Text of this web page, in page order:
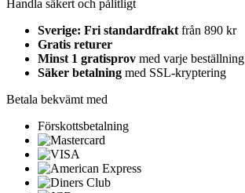
Handla säkert och pålitligt
Sverige: Fri standardfrakt från 890 kr
Gratis returer
Minst 1 gratisprov med varje beställning
Säker betalning med SSL-kryptering
Betala bekvämt med
Förskottsbetalning